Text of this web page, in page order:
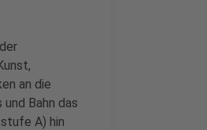
an die
Bahn das
A) hin